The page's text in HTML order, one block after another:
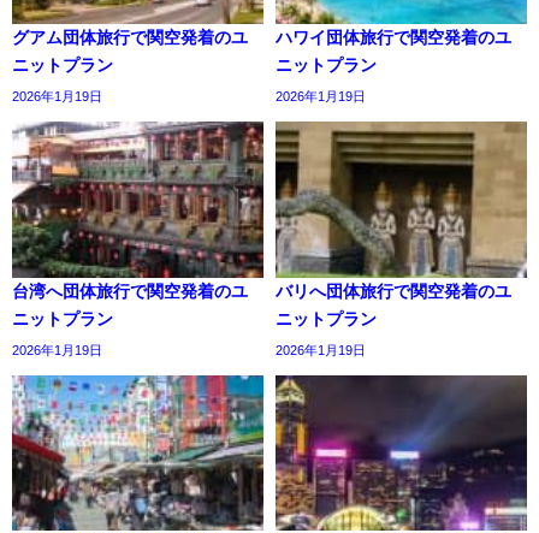
グアム団体旅行で関空発着のユ
ニットプラン
2026年1月19日
ハワイ団体旅行で関空発着のユ
ニットプラン
2026年1月19日
台湾へ団体旅行で関空発着のユ
ニットプラン
2026年1月19日
バリへ団体旅行で関空発着のユ
ニットプラン
2026年1月19日